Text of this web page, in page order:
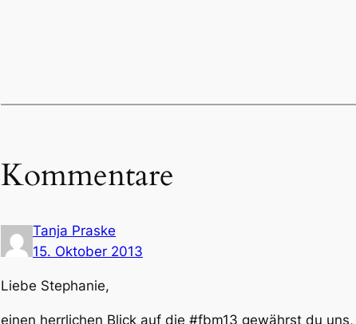
Kommentare
Tanja Praske
15. Oktober 2013
Liebe Stephanie,
einen herrlichen Blick auf die #fbm13 gewährst du